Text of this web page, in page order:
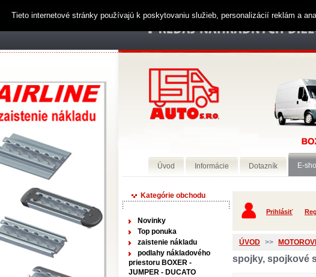
Kategórie obchodu
Novinky
Top ponuka
zaistenie nákladu
podlahy nákladového
priestoru BOXER -
JUMPER - DUCATO
Prihlásiť
ÚVOD >>
spojky, spojkové
Úvod Informácie Dotazník E-
Tieto internetové stránky používajú k poskytovaniu služieb, personalizácií reklám a